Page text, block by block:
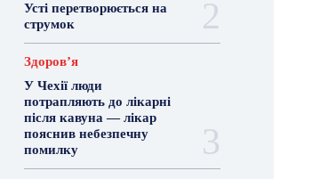
Усті перетворюється на
струмок
Здоровʼя
У Чехії люди
потрапляють до лікарні
після кавуна — лікар
пояснив небезпечну
помилку